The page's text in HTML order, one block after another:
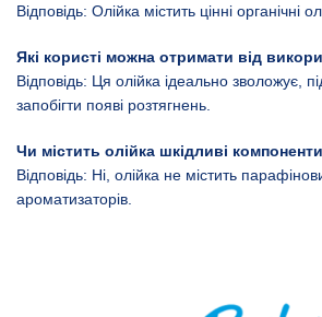
Відповідь: Олійка містить цінні
Які користі можна отримати від
Відповідь: Ця олійка ідеально зволожує,
запобігти появі розтягнень.
Чи містить олійка шкідливі
Відповідь: Ні, олійка не містить
ароматизаторів.